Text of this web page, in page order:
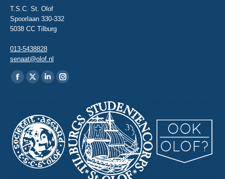
T.S.C. St. Olof
Spoorlaan 330-332
5038 CC Tilburg
013-5438828
senaat@olof.nl
Vind ons op:
Facebook
in
new
window
X
in
new
window
Linkedin
in
new
window
Instagram
new
window